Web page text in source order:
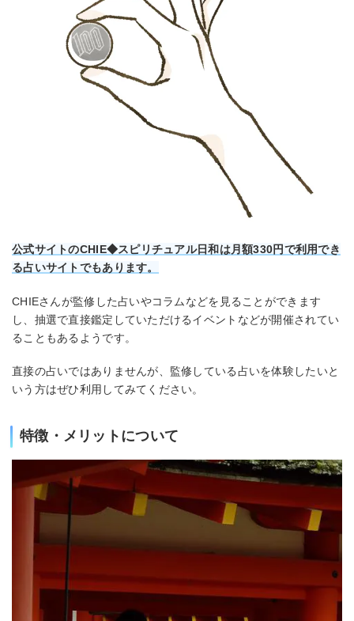
公式サイトのCHIE◆スピリチュアル日和は月額330円で利用でき
る占いサイトでもあります。
CHIEさんが監修した占いやコラムなどを見ることができます
し、抽選で直接鑑定していただけるイベントなどが開催されてい
ることもあるようです。
直接の占いではありませんが、監修している占いを体験したいと
いう方はぜひ利用してみてください。
特徴・メリットについて